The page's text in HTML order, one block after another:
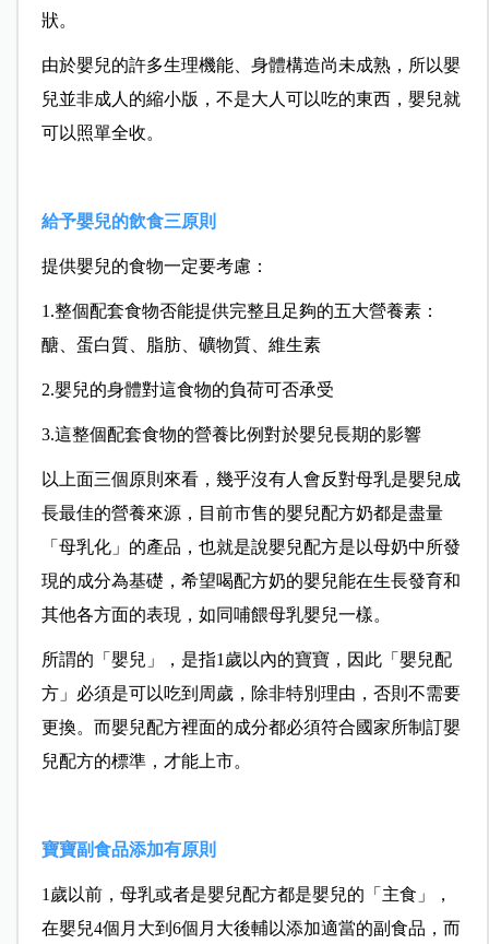
狀。
由於嬰兒的許多生理機能、身體構造尚未成熟，所以嬰
兒並非成人的縮小版，不是大人可以吃的東西，嬰兒就
可以照單全收。
給予嬰兒的飲食三原則
提供嬰兒的食物一定要考慮：
1.整個配套食物否能提供完整且足夠的五大營養素：
醣、蛋白質、脂肪、礦物質、維生素
2.嬰兒的身體對這食物的負荷可否承受
3.這整個配套食物的營養比例對於嬰兒長期的影響
以上面三個原則來看，幾乎沒有人會反對母乳是嬰兒成
長最佳的營養來源，目前市售的嬰兒配方奶都是盡量
「母乳化」的產品，也就是說嬰兒配方是以母奶中所發
現的成分為基礎，希望喝配方奶的嬰兒能在生長發育和
其他各方面的表現，如同哺餵母乳嬰兒一樣。
所謂的「嬰兒」，是指1歲以內的寶寶，因此「嬰兒配
方」必須是可以吃到周歲，除非特別理由，否則不需要
更換。而嬰兒配方裡面的成分都必須符合國家所制訂嬰
兒配方的標準，才能上市。
寶寶副食品添加有原則
1歲以前，母乳或者是嬰兒配方都是嬰兒的「主食」，
在嬰兒4個月大到6個月大後輔以添加適當的副食品，而